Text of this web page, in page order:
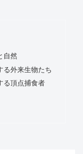
自然
る外来生物たち
る頂点捕食者